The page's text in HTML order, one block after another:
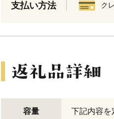
支払い方法 ク
容量 下記内容を